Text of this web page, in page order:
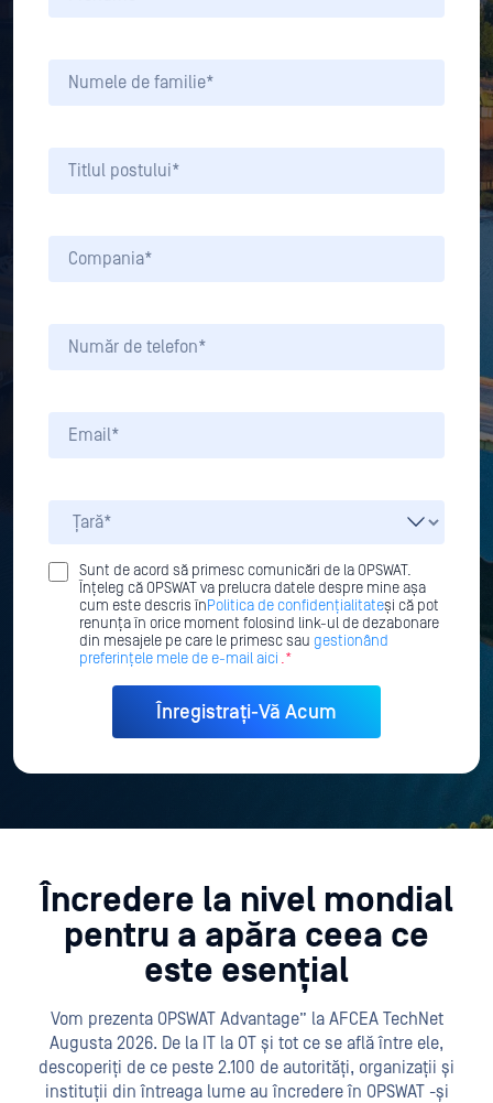
Sunt de acord să primesc comunicări de la OPSWAT.
Înțeleg că OPSWAT va prelucra datele despre mine așa
cum este descris înPolitica de confidențialitateși că pot
renunța în orice moment folosind link-ul de dezabonare
din mesajele pe care le primesc sau gestionând
preferințele mele de e-mail aici .*
Încredere la nivel mondial
pentru a apăra ceea ce
este esențial
Vom prezenta OPSWAT Advantage” la AFCEA TechNet
Augusta 2026. De la IT la OT și tot ce se află între ele,
descoperiți de ce peste 2.100 de autorități, organizații și
instituții din întreaga lume au încredere în OPSWAT -și